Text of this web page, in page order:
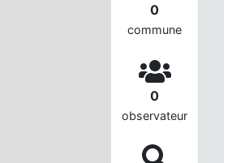
0
commune
0
observateur